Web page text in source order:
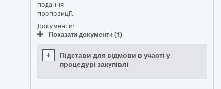
подання
пропозиції:
Документи:
Показати документи (1)
+
Підстави для відмови в участі у
процедурі закупівлі